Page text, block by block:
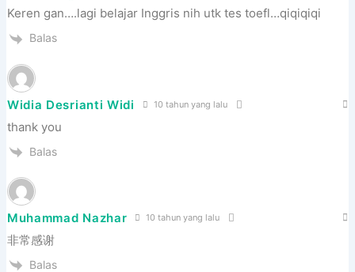
Keren gan….lagi belajar Inggris nih utk tes toefl…qiqiqiqi
Balas
Widia Desrianti Widi 10 tahun yang lalu
thank you
Balas
Muhammad Nazhar 10 tahun yang lalu
非常感谢
Balas